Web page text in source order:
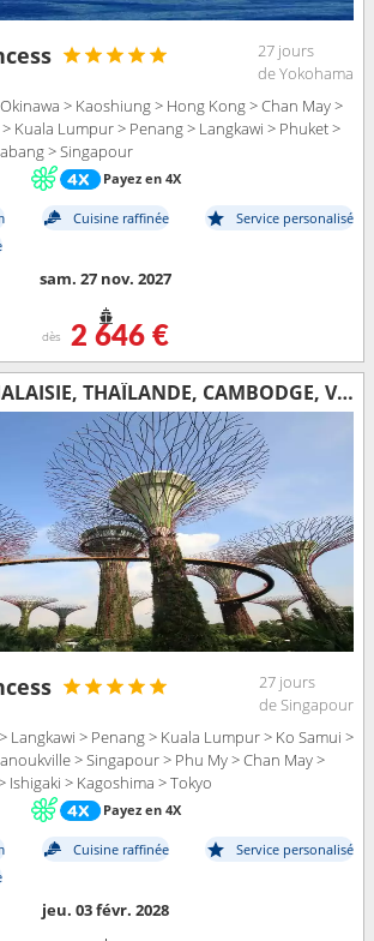
27 jours
de Yokohama
> Kaoshiung > Hong Kong > Chan May >
Kuala Lumpur > Penang > Langkawi > Phuket >
> Singapour
Payez en 4X
Cuisine raffinée
Service personalisé
sam. 27 nov. 2027
dès 2 646 €
SINGAPOUR, MALAISIE, THAÏLANDE, CAMBODGE, VIETNAM, CHINE, TAÏWAN, JAPON
27 jours
de Singapour
Langkawi > Penang > Kuala Lumpur > Ko Samui >
> Singapour > Phu My > Chan May >
Ishigaki > Kagoshima > Tokyo
Payez en 4X
Cuisine raffinée
Service personalisé
jeu. 03 févr. 2028